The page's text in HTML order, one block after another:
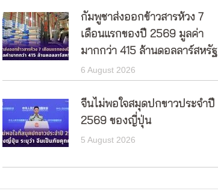
กัมพูชาส่งออกข้าวสารห้วง 7
เดือนแรกของปี 2569 มูลค่า
มากกว่า 415 ล้านดอลลาร์สหรัฐ
6 August 2026
จีนไม่พอใจสมุดปกขาวประจำปี
2569 ของญี่ปุ่น
5 August 2026